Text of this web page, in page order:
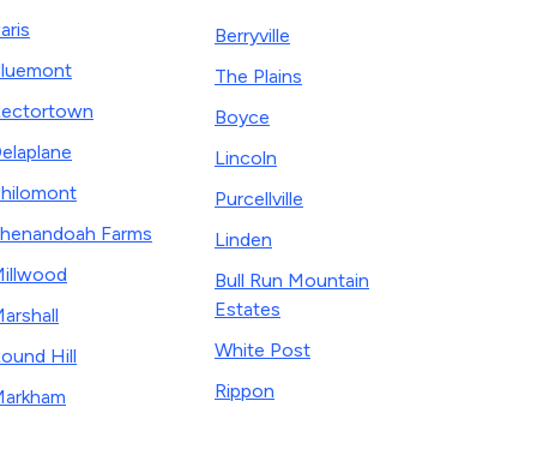
Farms
Hill
Berryville
The Plains
Boyce
Lincoln
Purcellville
Linden
Bull Run Mountain
Estates
White Post
Rippon